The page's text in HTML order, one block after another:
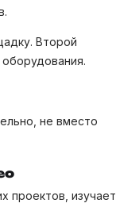
Второй
не вместо
проектов, изучает